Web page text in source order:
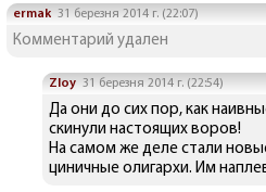
ermak 31 березня 2014 г. (22:07)
Комментарий удален
Zloy 31 березня 2014 г. (22:54)
Да они до сих пор, как
скинули настоящих воров!
На самом же деле стали
циничные олигархи. Им